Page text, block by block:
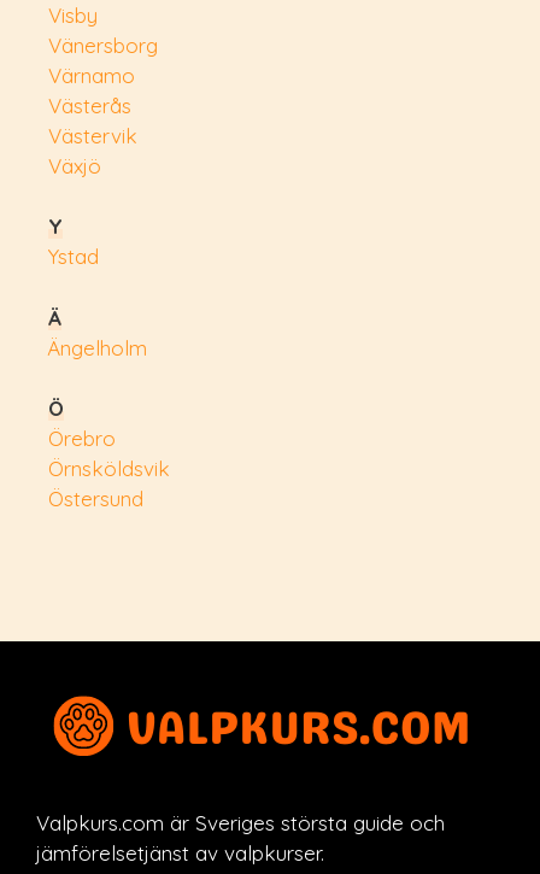
Visby
Vänersborg
Värnamo
Västerås
Västervik
Växjö
Y
Ystad
Ä
Ängelholm
Ö
Örebro
Örnsköldsvik
Östersund
Valpkurs.com är Sveriges största guide och
jämförelsetjänst av valpkurser.